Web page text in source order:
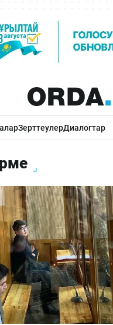
ЗерттеулерДиалогтар